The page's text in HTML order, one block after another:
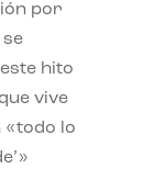
por
hito
vive
«todo lo